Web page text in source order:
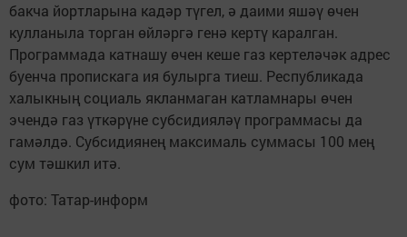
бакча йортларына кадәр түгел, ә даими яшәү өчен
кулланыла торган өйләргә генә кертү каралган.
Программада катнашу өчен кеше газ кертеләчәк адрес
буенча пропискага ия булырга тиеш. Республикада
халыкның социаль якланмаган катламнары өчен
эчендә газ үткәрүне субсидияләү программасы да
гамәлдә. Субсидиянең максималь суммасы 100 мең
сум тәшкил итә.
фото: Татар-информ